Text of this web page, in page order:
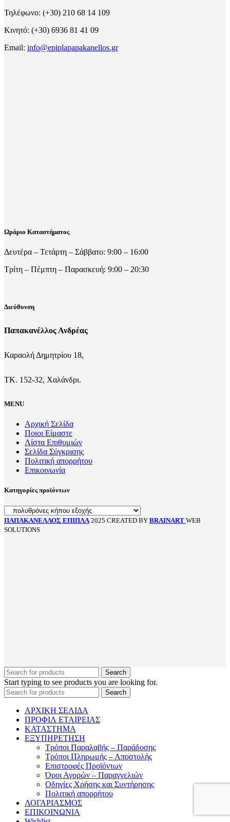
Τηλέφωνο: (+30) 210 68 14 109
Κινητό: (+30) 6936 81 41 09
Email: info@epiplapapakanellos.gr
Ωράριο Καταστήματος
Δευτέρα – Τετάρτη – Σάββατο: 9:00 – 16:00
Τρίτη – Πέμπτη – Παρασκευή: 9:00 – 20:30
Διεύθυνση
Παπακανέλλος Ανδρέας
Καραολή Δημητρίου 18,
ΤΚ. 152-32, Χαλάνδρι.
MENU
Αρχική Σελίδα
Ποιοι Είμαστε
Λίστα Επιθυμιών
Σελίδα Σύγκρισης
Πολιτική απορρήτου
Επικοινωνία
Κατηγορίες προϊόντων
ΠΑΠΑΚΑΝΕΛΛΟΣ ΕΠΙΠΛΑ 2025 CREATED BY BRAINART WEB
SOLUTIONS
Search
Start typing to see products you are looking for.
Search
ΑΡΧΙΚΗ ΣΕΛΙΔΑ
ΠΡΟΦΙΛ ΕΤΑΙΡΕΙΑΣ
ΚΑΤΑΣΤΗΜΑ
ΕΞΥΠΗΡΕΤΗΣΗ
Τρόποι Παραλαβής – Παράδοσης
Τρόποι Πληρωμής – Αποστολής
Επιστροφές Προϊόντων
Όροι Αγορών – Παραγγελιών
Οδηγίες Χρήσης και Συντήρησης
Πολιτική απορρήτου
ΛΟΓΑΡΙΑΣΜΟΣ
ΕΠΙΚΟΙΝΩΝΙΑ